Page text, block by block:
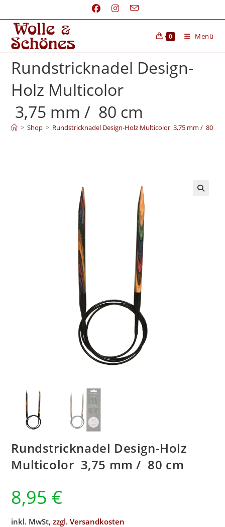
0 Menü
Rundstricknadel Design-
Holz Multicolor
3,75 mm / 80 cm
> Shop > Rundstricknadel Design-Holz Multicolor 3,75 mm / 80 cm
Rundstricknadel Design-Holz
Multicolor 3,75 mm / 80 cm
8,95 €
inkl. MwSt,zzgl. Versandkosten